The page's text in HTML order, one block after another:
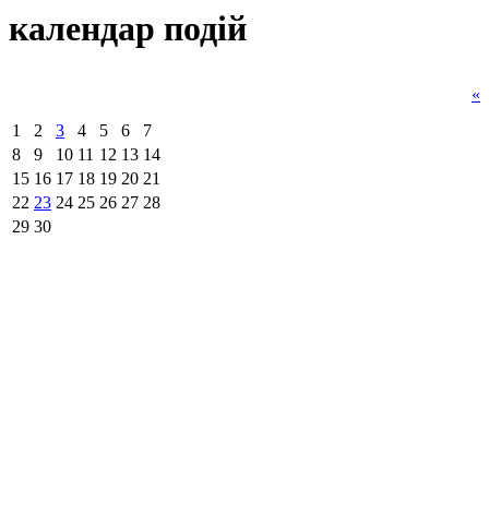
календар подiй
«
1
2 3 4 5 6
7
8
9 10 11 12 13 14
15 16 17 18 19 20 21
22 23 24 25 26 27 28
29 30